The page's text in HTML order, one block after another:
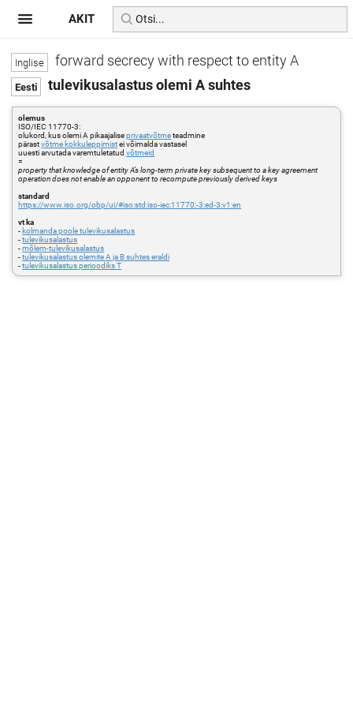
forward secrecy with respect to entity A
tulevikusalastus olemi A suhtes
olemus
ISO/IEC 11770-3:
olukord, kus olemi A pikaajaliseprivaatvõtmeteadmine
pärastvõtme kokkuleppimistei võimalda vastasel
uuesti arvutada varemtuletatudvõtmeid
=
property that knowledge of entity A’s long-term private key subsequent to a key agreement
operation does not enable an opponent to recompute previously derived keys
standard
https://www.iso.org/obp/ui/#iso:std:iso-iec:11770:-3:ed-3:v1:en
vt ka
- kolmanda poole tulevikusalastus
-tulevikusalastus
-mõlem-tulevikusalastus
-tulevikusalastus olemite A ja B suhtes eraldi
-tulevikusalastus perioodiks T
AKIT